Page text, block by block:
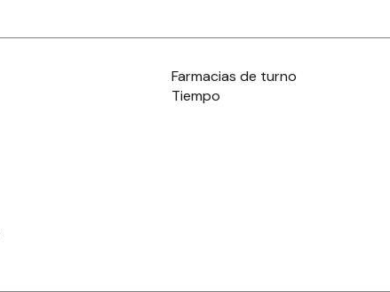
Farmacias de turno
Tiempo